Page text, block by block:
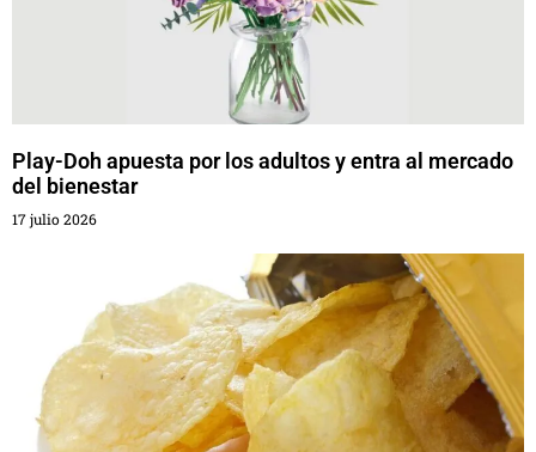
Play-Doh apuesta por los adultos y entra al mercado
del bienestar
17 julio 2026